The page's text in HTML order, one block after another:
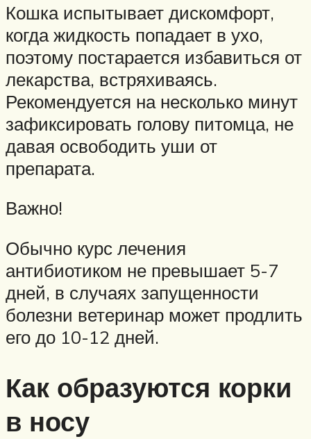
Кошка испытывает дискомфорт,
когда жидкость попадает в ухо,
поэтому постарается избавиться от
лекарства, встряхиваясь.
Рекомендуется на несколько минут
зафиксировать голову питомца, не
давая освободить уши от
препарата.
Важно!
Обычно курс лечения
антибиотиком не превышает 5-7
дней, в случаях запущенности
болезни ветеринар может продлить
его до 10-12 дней.
Как образуются корки
в носу